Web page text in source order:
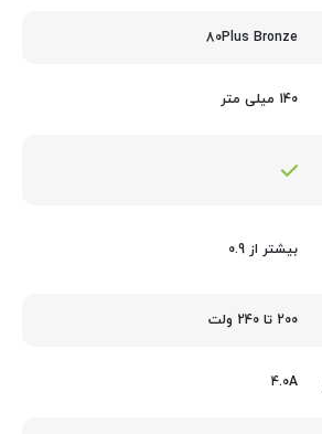
80Plus Bronze
140 میلی متر
بیشتر از 0.9
200 تا 240 ولت
4.0A